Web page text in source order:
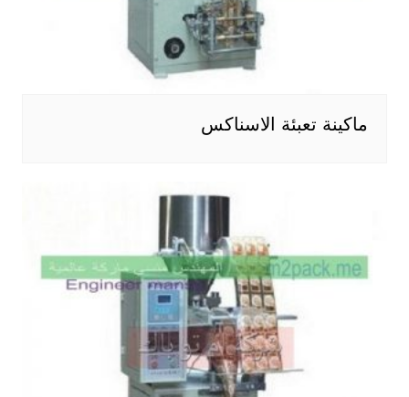
ماكينة تعبئة الاسناكس